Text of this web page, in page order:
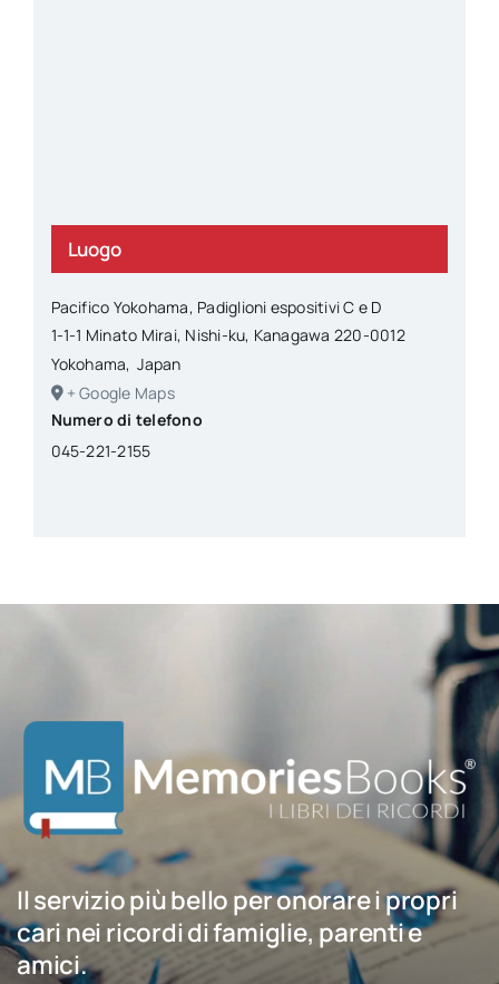
Luogo
Pacifico Yokohama, Padiglioni espositivi C e D
1-1-1 Minato Mirai, Nishi-ku, Kanagawa 220-0012
Yokohama, Japan
+ Google Maps
Numero di telefono
045-221-2155
Il servizio più bello per onorare i propri
cari nei ricordi di famiglie, parenti e
amici.